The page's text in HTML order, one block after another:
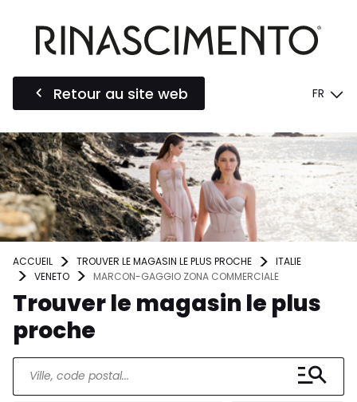
Retour au site web FR
ACCUEIL TROUVER LE MAGASIN LE PLUS PROCHE
ITALIE
VENETO
MARCON-GAGGIO ZONA COMMERCIALE
Trouver le magasin le plus
proche